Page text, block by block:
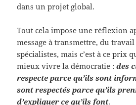
dans un projet global.
Tout cela impose une réflexion
message à transmettre, du
spécialistes, mais c’est à ce prix
mieux vivre la démocratie :des
respecte parce qu’ils sont
sont respectés parce qu’ils
d’expliquer ce qu’ils font.